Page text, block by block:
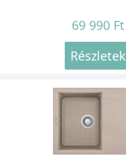
69 990 Ft
Részletek